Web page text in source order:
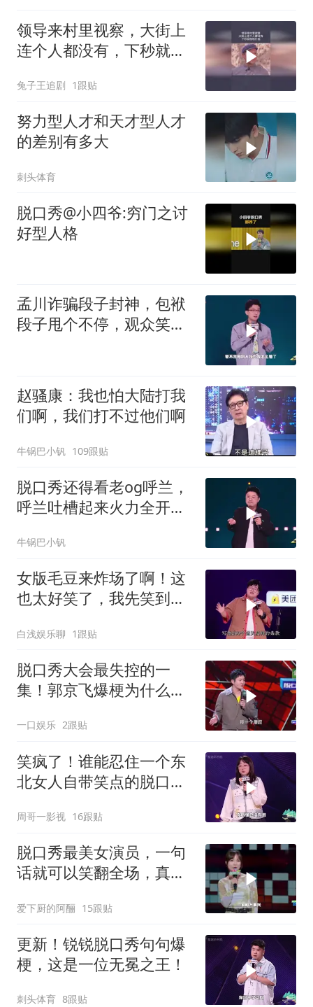
领导来村里视察，大街上
连个人都没有，下秒就啪
兔子王追剧 1跟贴
努力型人才和天才型人才
的差别有多大
刺头体育
脱口秀@小四爷:穷门之讨
好型人格
孟川诈骗段子封神，包袱
段子甩个不停，观众笑到
赵骚康：我也怕大陆打我
们啊，我们打不过他们啊
牛锅巴小钒 109跟贴
脱口秀还得看老og呼兰，
呼兰吐槽起来火力全开，
牛锅巴小钒
女版毛豆来炸场了啊！这
也太好笑了，我先笑到肚
白浅娱乐聊 1跟贴
脱口秀大会最失控的一
集！郭京飞爆梗为什么让
一口娱乐 2跟贴
笑疯了！谁能忍住一个东
北女人自带笑点的脱口
周哥一影视 16跟贴
脱口秀最美女演员，一句
话就可以笑翻全场，真是
爱下厨的阿酾 15跟贴
更新！锐锐脱口秀句句爆
梗，这是一位无冕之王！
刺头体育 8跟贴